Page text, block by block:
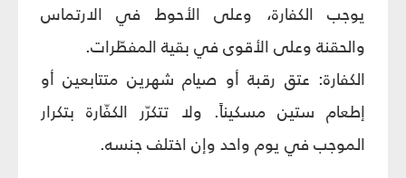
يوجب الكفارة، وعلى الأحوط في الارتماس
والحقنة وعلى الأقوى في بقية المفطّرات.
الكفارة: عتق رقبة أو صيام شهرين متتابعين أو
إطعام ستين مسكيناً. ولا تتكرّر الكفّارة بتكرار
الموجب في يوم واحد وإن اختلف جنسه.